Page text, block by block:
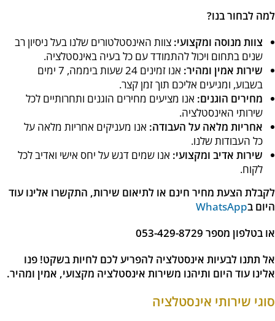
למה לבחור בנו?
צוות מנוסה ומקצועי: צוות האינסטלטורים שלנו בעל ניסיון רב
שנים בתחום ויכול להתמודד עם כל בעיה באינסטלציה.
שירות אמין ומהיר:
אנו זמינים 24 שעות ביממה, 7 ימים
בשבוע, ומגיעים אליכם תוך זמן קצר.
מחירים הוגנים: אנו מציעים מחירים הוגנים ותחרותיים לכל
שירותי האינסטלציה.
אחריות מלאה על העבודה: אנו מעניקים אחריות מלאה על
כל העבודות שלנו.
שירות אדיב ומקצועי: אנו שמים דגש על יחס אישי ואדיב לכל
לקוח.
לקבלת הצעת מחיר חינם או לתיאום שירות, התקשרו אלינו עוד
היום בWhatsApp
או בטלפון מספר 053-429-8729
אל תתנו לבעיות אינסטלציה להפריע לכם לחיות בשקט! פנו
אלינו עוד היום ותיהנו משירות אינסטלציה מקצועי, אמין ומהיר.
סוגי שירותי אינסטלציה